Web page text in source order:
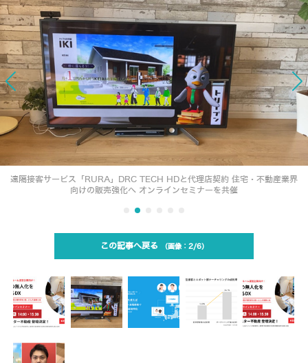
遠隔接客サービス「RURA」DRC TECH HDと代理店契約 住宅・不動産業界
向けの販売強化へ オンラインセミナーを共催
この記事へ戻る 2/6